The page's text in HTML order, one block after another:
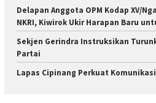
Delapan Anggota OPM Kodap XV/
NKRI, Kiwirok Ukir Harapan Baru
Sekjen Gerindra Instruksikan
Partai
Lapas Cipinang Perkuat Komunikasi